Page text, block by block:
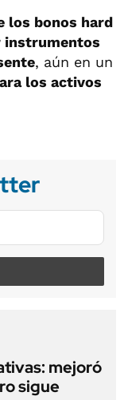
los bonos hard
instrumentos
, aún en un
los activos
mejoró
sigue